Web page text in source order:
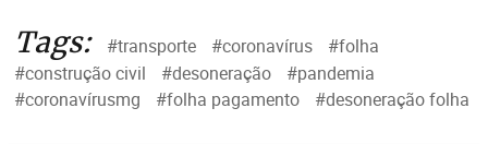
Tags: #transporte #coronavírus
#folha
#construção civil
#desoneração
#pandemia
#coronavírusmg
#folha pagamento #desoneração folha